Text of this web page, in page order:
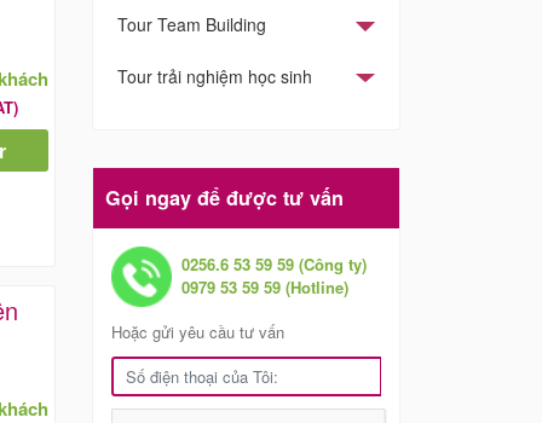
Tour Team Building
Tour trải nghiệm học sinh
Gọi ngay để được tư vấn
0256.6 53 59 59 (Công ty)
0979 53 59 59 (Hotline)
Hoặc gửi yêu cầu tư vấn